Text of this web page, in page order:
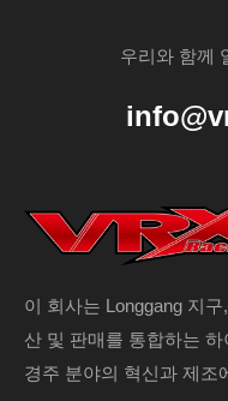
우리와 함께
이 회사는 Longgang 지
산 및 판매를 통합하는
경주 분야의 혁신과 제조